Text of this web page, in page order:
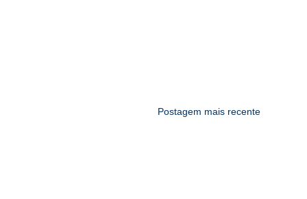
Postagem mais recente